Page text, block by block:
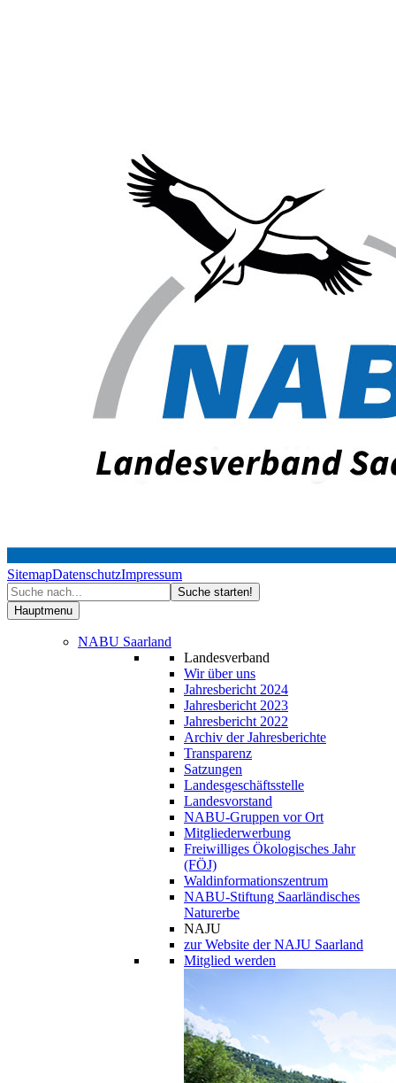
SitemapDatenschutzImpressum
Hauptmenu
NABU Saarland
Landesverband
Wir über uns
Jahresbericht 2024
Jahresbericht 2023
Jahresbericht 2022
Archiv der Jahresberichte
Transparenz
Satzungen
Landesgeschäftsstelle
Landesvorstand
NABU-Gruppen vor Ort
Mitgliederwerbung
Freiwilliges Ökologisches Jahr
(FÖJ)
Waldinformationszentrum
NABU-Stiftung Saarländisches
Naturerbe
NAJU
zur Website der NAJU Saarland
Mitglied werden